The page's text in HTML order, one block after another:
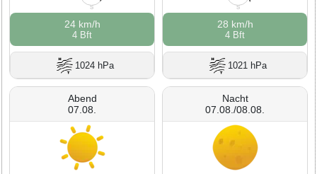
S
24 km/h
4 Bft
1024 hPa
S
28 km/h
4 Bft
1021 hPa
Abend
07.08.
Nacht
07.08./08.08.